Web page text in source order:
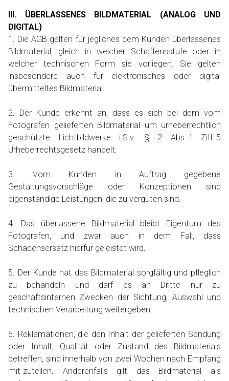
III. ÜBERLASSENES BILDMATERIAL (ANALOG UND
DIGITAL)
1. Die AGB gelten für jegliches dem Kunden überlassenes
Bildmaterial, gleich in welcher Schaffensstufe oder in
welcher technischen Form sie vorliegen. Sie gelten
insbesondere auch für elektronisches oder digital
übermitteltes Bildmaterial.
2. Der Kunde erkennt an, dass es sich bei dem vom
Fotografen gelieferten Bildmaterial um urheberrechtlich
geschützte Lichtbildwerke i.S.v. § 2 Abs. 1 Ziff. 5
Urheberrechtsgesetz handelt.
3. Vom Kunden in Auftrag gegebene
Gestaltungsvorschläge oder Konzeptionen sind
eigenständige Leistungen, die zu vergüten sind.
4. Das überlassene Bildmaterial bleibt Eigentum des
Fotografen, und zwar auch in dem Fall, dass
Schadensersatz hierfür geleistet wird.
5. Der Kunde hat das Bildmaterial sorgfältig und pfleglich
zu behandeln und darf es an Dritte nur zu
geschäftsinternen Zwecken der Sichtung, Auswahl und
technischen Verarbeitung weitergeben.
6. Reklamationen, die den Inhalt der gelieferten Sendung
oder Inhalt, Qualität oder Zustand des Bildmaterials
betreffen, sind innerhalb von zwei Wochen nach Empfang
mit-zuteilen. Anderenfalls gilt das Bildmaterial als